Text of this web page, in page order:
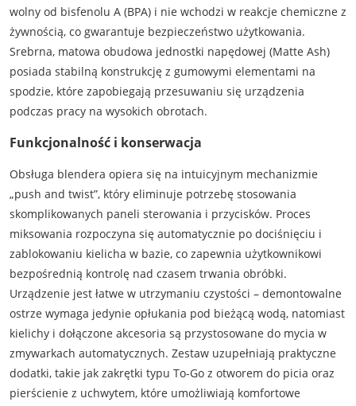
wolny od bisfenolu A (BPA) i nie wchodzi w reakcje chemiczne z
żywnością, co gwarantuje bezpieczeństwo użytkowania.
Srebrna, matowa obudowa jednostki napędowej (Matte Ash)
posiada stabilną konstrukcję z gumowymi elementami na
spodzie, które zapobiegają przesuwaniu się urządzenia
podczas pracy na wysokich obrotach.
Funkcjonalność i konserwacja
Obsługa blendera opiera się na intuicyjnym mechanizmie
„push and twist”, który eliminuje potrzebę stosowania
skomplikowanych paneli sterowania i przycisków. Proces
miksowania rozpoczyna się automatycznie po dociśnięciu i
zablokowaniu kielicha w bazie, co zapewnia użytkownikowi
bezpośrednią kontrolę nad czasem trwania obróbki.
Urządzenie jest łatwe w utrzymaniu czystości – demontowalne
ostrze wymaga jedynie opłukania pod bieżącą wodą, natomiast
kielichy i dołączone akcesoria są przystosowane do mycia w
zmywarkach automatycznych. Zestaw uzupełniają praktyczne
dodatki, takie jak zakrętki typu To-Go z otworem do picia oraz
pierścienie z uchwytem, które umożliwiają komfortowe